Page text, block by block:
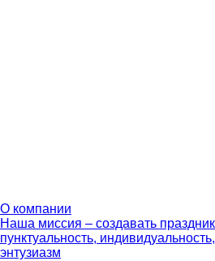
О компании
Наша миссия – создавать
пунктуальность,
энтузиазм